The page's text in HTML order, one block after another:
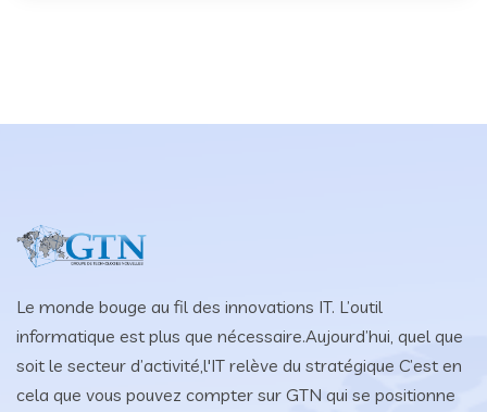
Le monde bouge au fil des innovations IT. L’outil
informatique est plus que nécessaire.Aujourd’hui, quel que
soit le secteur d’activité,l'IT relève du stratégique C’est en
cela que vous pouvez compter sur GTN qui se positionne